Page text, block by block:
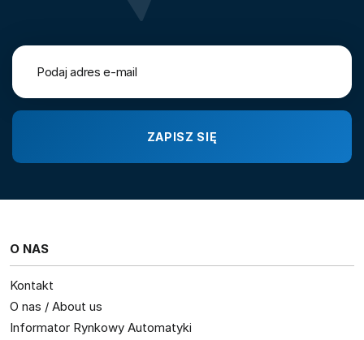
O NAS
Kontakt
O nas / About us
Informator Rynkowy Automatyki